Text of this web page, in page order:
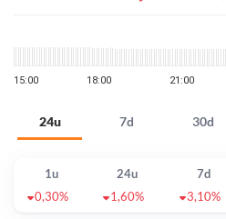
24u 7d 30d
1u 24u 7d
0,30%
1,60% 3,10%